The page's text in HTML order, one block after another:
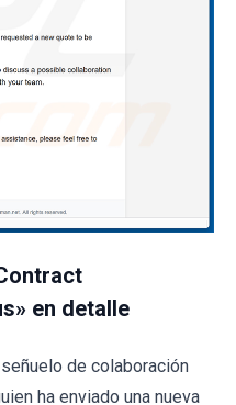
en detalle
de colaboración
ha enviado una nueva